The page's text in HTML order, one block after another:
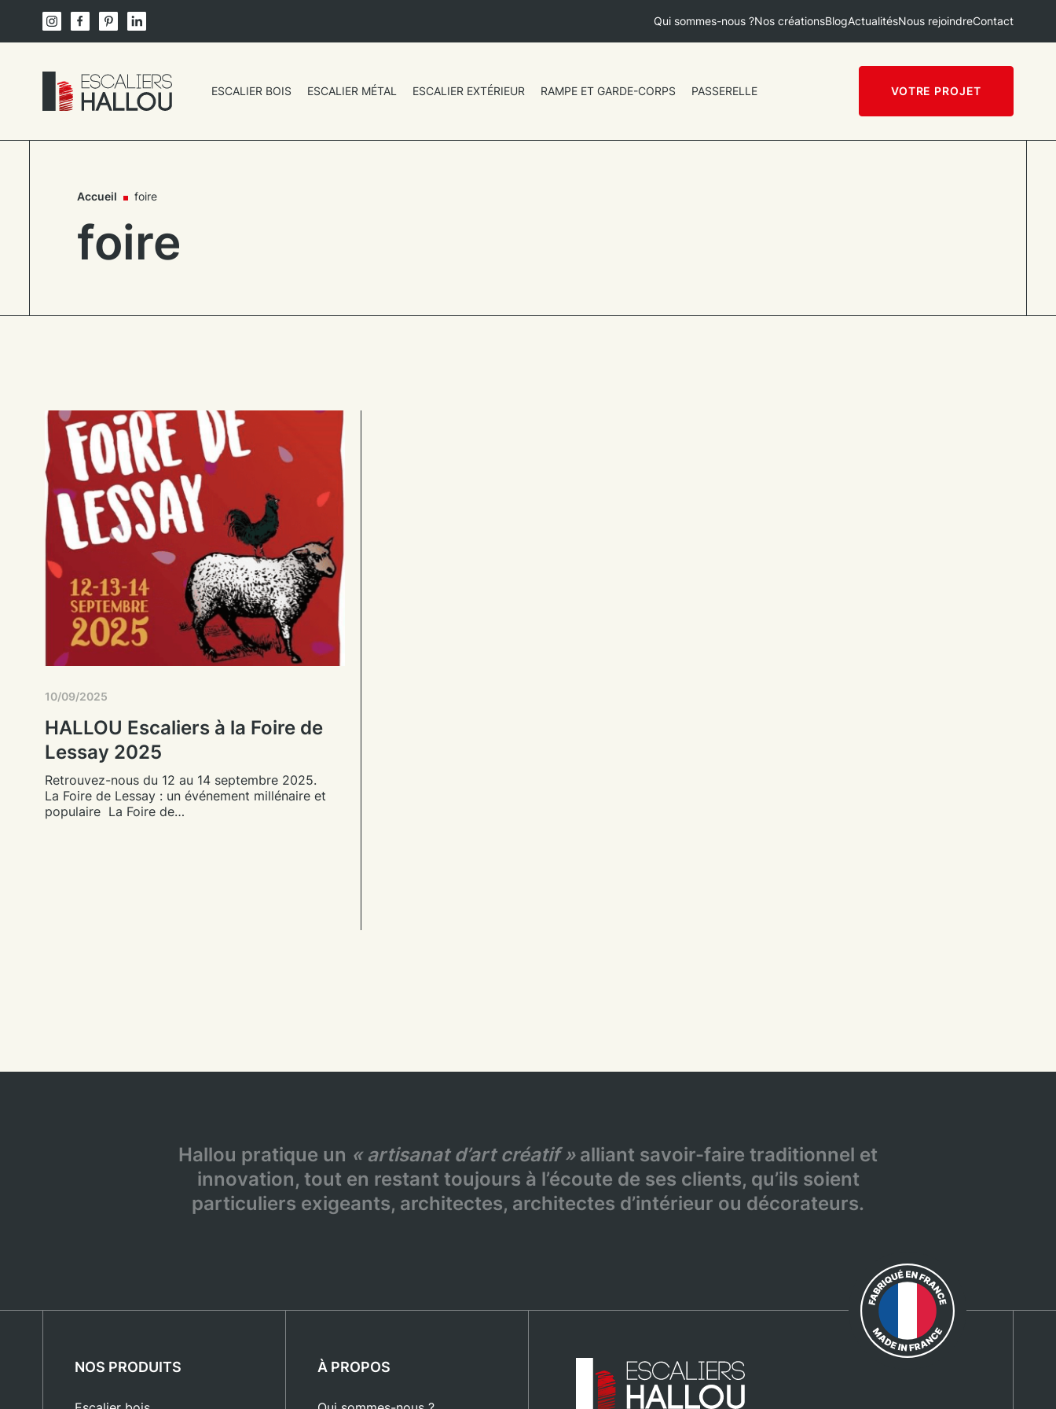
content
Qui sommes-nous ?Nos créationsBlogActualitésNous rejoindreContact
ESCALIER BOIS ESCALIER MÉTAL ESCALIER EXTÉRIEUR RAMPE ET GARDE-CORPS PASSERELLE VOTRE PROJET
Accueil foire
foire
10/09/2025
HALLOU Escaliers à la Foire de
Lessay 2025
Retrouvez-nous du 12 au 14 septembre 2025.
La Foire de Lessay : un événement millénaire et
populaire La Foire de…
Hallou pratique un « artisanat d’art créatif »alliant savoir-faire traditionnel et
innovation, tout en restant toujours à l’écoute de ses clients, qu’ils soient
particuliers exigeants, architectes, architectes d’intérieur ou décorateurs.
NOS PRODUITS À PROPOS